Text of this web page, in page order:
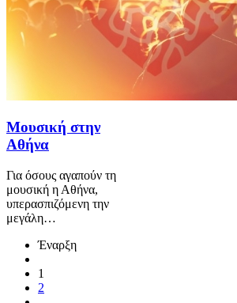
Μουσική στην
Αθήνα
Για όσους αγαπούν τη
μουσική η Αθήνα,
υπερασπιζόμενη την
μεγάλη…
Έναρξη
1
2